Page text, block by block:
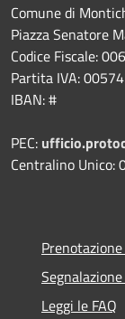
Comune di
Piazza Senatore
Codice Fiscale:
Partita IVA:
IBAN: #
PEC:
Centralino Unico:
Leggi le FAQ